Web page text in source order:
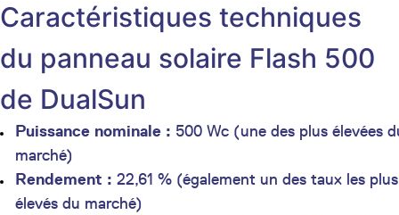
Caractéristiques techniques
du panneau solaire Flash 500
de DualSun
Puissance nominale : 500 Wc (une des plus élevées
marché)
Rendement : 22,61 % (également un des taux les plus
élevés du marché)